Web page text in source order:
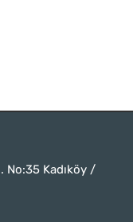
No:35 Kadıköy /